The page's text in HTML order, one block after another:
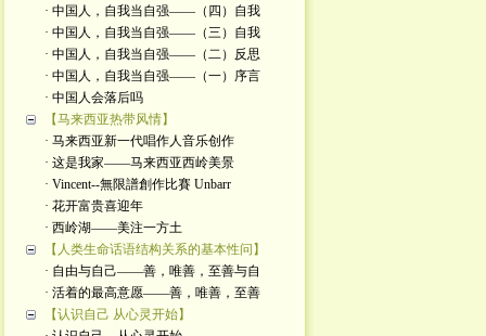
· 中国人，自我当自强——（四）自我
· 中国人，自我当自强——（三）自我
· 中国人，自我当自强——（二）反思
· 中国人，自我当自强——（一）序言
· 中国人会落后吗
【马来西亚热带风情】
· 马来西亚新一代唱作人音乐创作
· 这是我家——马来西亚西岭美景
· Vincent--無限譜創作比賽 Unbarr
· 花开富贵喜迎年
· 西岭湖——美注一方土
【人类生命话语结构关系的基本性问】
· 自由与自己——善，唯善，至善与自
· 活着的最高意愿——善，唯善，至善
【认识自己 从心灵开始】